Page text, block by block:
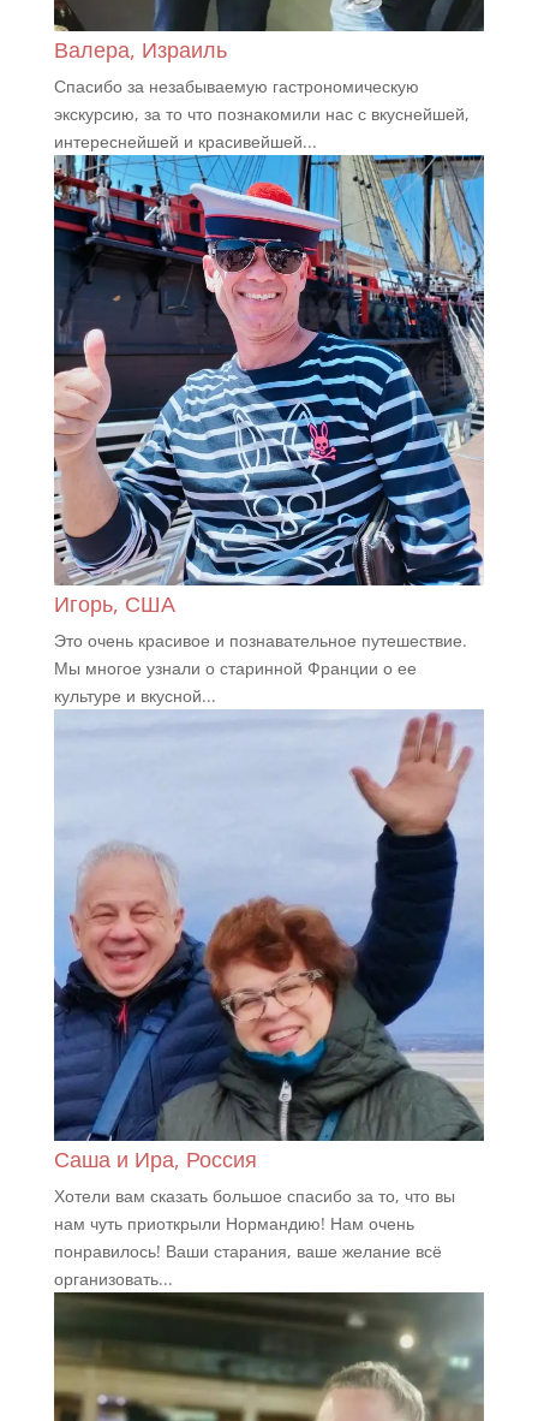
Валера, Израиль
Спасибо за незабываемую гастрономическую
экскурсию, за то что познакомили нас с вкуснейшей,
интереснейшей и красивейшей...
Игорь, США
Это очень красивое и познавательное путешествие.
Мы многое узнали о старинной Франции о ее
культуре и вкусной...
Саша и Ира, Россия
Хотели вам сказать большое спасибо за то, что вы
нам чуть приоткрыли Нормандию! Нам очень
понравилось! Ваши старания, ваше желание всё
организовать...